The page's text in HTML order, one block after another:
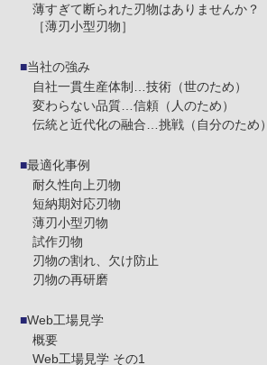
薄すぎて断られた刃物はありませんか？
［薄刃小型刃物］
当社の強み
自社一貫生産体制…技術（世のため）
変わらない品質…信頼（人のため）
伝統と近代化の融合…挑戦（自分のため）
最適化事例
耐久性向上刃物
短納期対応刃物
薄刃小型刃物
試作刃物
刃物の割れ、欠け防止
刃物の再研磨
Web工場見学
概要
Web工場見学 その1